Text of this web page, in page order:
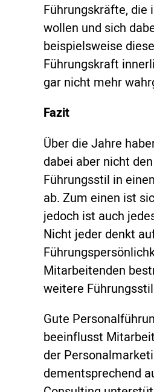
Führungskräfte, die
wollen und sich
beispielsweise
Führungskraft
gar nicht mehr
Fazit
Über die Jahre
dabei aber nicht
Führungsstil in
ab. Zum einen ist
jedoch ist auch
Nicht jeder denkt
Mitarbeitenden
weitere
Gute
beeinflusst
der
dementsprechend